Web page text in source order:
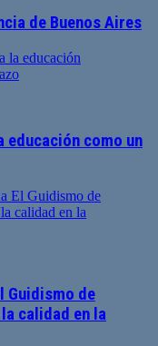
de Buenos Aires
educación como un
Guidismo de
calidad en la